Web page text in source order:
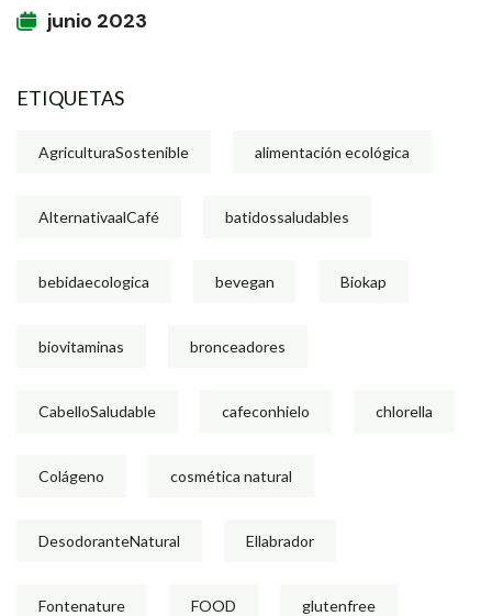
junio 2023
ETIQUETAS
AgriculturaSostenible alimentación ecológica
AlternativaalCafé batidossaludables
bebidaecologica bevegan Biokap
biovitaminas bronceadores
CabelloSaludable cafeconhielo chlorella
Colágeno cosmética natural
DesodoranteNatural Ellabrador
Fontenature FOOD glutenfree